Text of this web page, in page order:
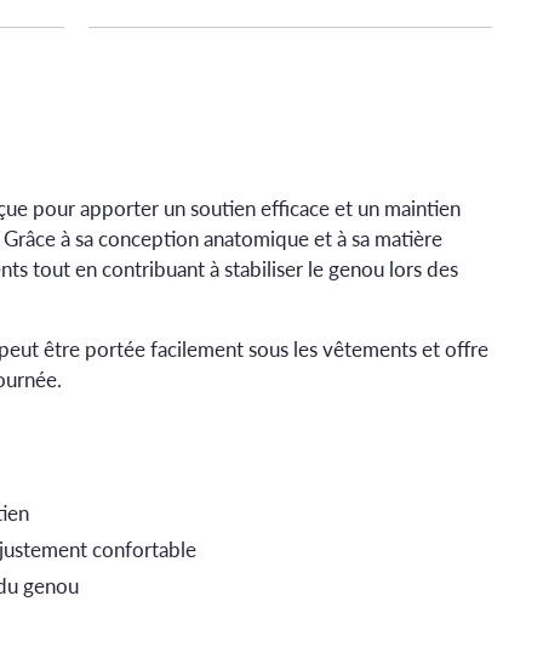
pour apporter un soutien efficace et un maintien
à sa conception anatomique et à sa matière
tout en contribuant à stabiliser le genou lors des
être portée facilement sous les vêtements et offre
confortable
genou